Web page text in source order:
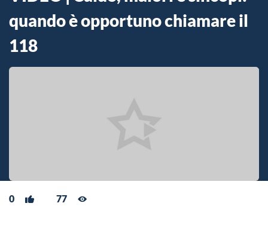
quando è opportuno chiamare il
118
0 77